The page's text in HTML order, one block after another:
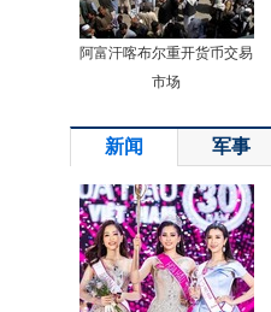
阿富汗喀布尔重开货币交易
市场
新闻 军事